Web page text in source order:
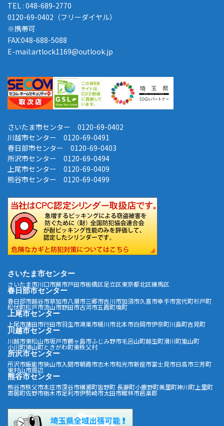
TEL : 048-689-2770
0120-69-0402（フリーダイヤル）
※携帯可
FAX:048-688-5088
E-mail:artlock1169@outlook.jp
さいたま市センター 0120-69-0402
川越市センター 0120-69-0491
春日部市センター 0120-69-0403
所沢市センター 0120-69-0494
上尾市センター 0120-69-0409
熊谷市センター 0120-69-0499
さいたま市センター
さいたま市川口市蕨市戸田市板橋区足立区東京都北区練馬区
春日部市センター
春日部市越谷市草加市八潮市三郷市吉川市加須市久喜市幸手市宮代町杉戸町
松伏町松戸市流山市野田市古河市五霞町境町
上尾市センター
上尾市蓮田市行田市羽生市鴻巣市桶川市北本市白岡市伊奈町川島町吉見町
川越市センター
川越市東松山市坂戸市鶴ヶ島市ふじみ野市毛呂山町越生町滑川町嵐山町
小川町鳩山町ときがわ町東秩父村
所沢市センター
所沢市飯能市狭山市入間市朝霞市志木市和光市新座市富士見市日高市三芳町
東村山市周辺
熊谷市センター
熊谷市秩父市本庄市深谷市横瀬町皆野町 長瀞町小鹿野町美里町神川町上里町
寄居町佐野市栃木市足利市伊勢崎市太田市館林市邑楽郡